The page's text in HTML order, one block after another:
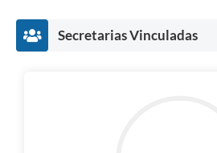
Secretarias Vinculadas